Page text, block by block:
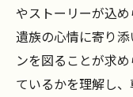
やストーリーが込め
遺族の心情に寄り
ンを図ることが求
ているかを理解し